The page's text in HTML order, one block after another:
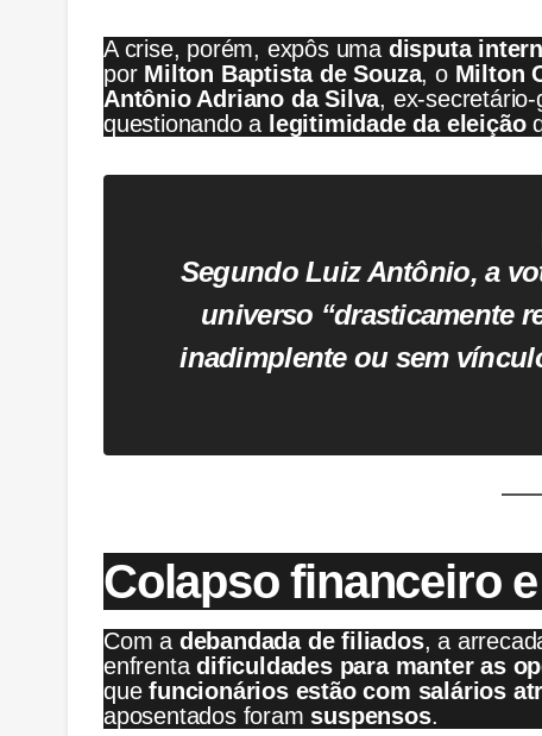
A crise, porém, expôs uma disputa
por Milton Baptista de Souza, o Milton
Antônio Adriano da Silva, ex-secretário-
questionando a legitimidade da eleição
Segundo Luiz Antônio, a
universo “drasticamente
inadimplente ou sem
Colapso financeiro
Com a debandada de filiados, a
enfrentadificuldades para manter as
quefuncionários estão com salários
aposentados foram suspensos.